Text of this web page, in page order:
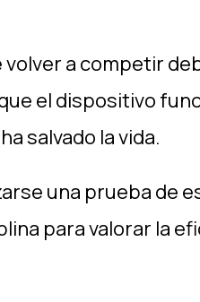
volver a competir
el dispositivo
salvado la vida.
una prueba de
para valorar la